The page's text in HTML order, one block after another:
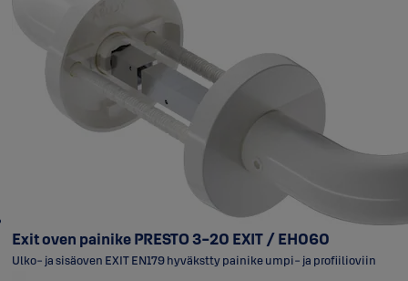
Exit oven painike PRESTO 3-20 EXIT / EH060
Ulko- ja sisäoven EXIT EN179 hyväkstty painike umpi- ja profiilioviin